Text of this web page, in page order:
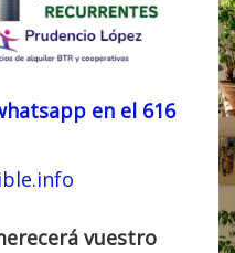
en el 616
vuestro